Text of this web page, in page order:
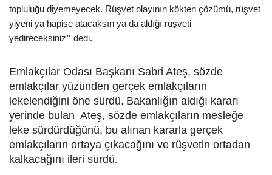
topluluğu diyemeyecek. Rüşvet olayının kökten çözümü, rüşvet
yiyeni ya hapise atacaksın ya da aldığı rüşveti
yedireceksiniz” dedi.
Emlakçılar Odası Başkanı Sabri Ateş, sözde
emlakçılar yüzünden gerçek emlakçıların
lekelendiğini öne sürdü. Bakanlığın aldığı kararı
yerinde bulan Ateş, sözde emlakçıların mesleğe
leke sürdürdüğünü, bu alınan kararla gerçek
emlakçıların ortaya çıkacağını ve rüşvetin ortadan
kalkacağını ileri sürdü.